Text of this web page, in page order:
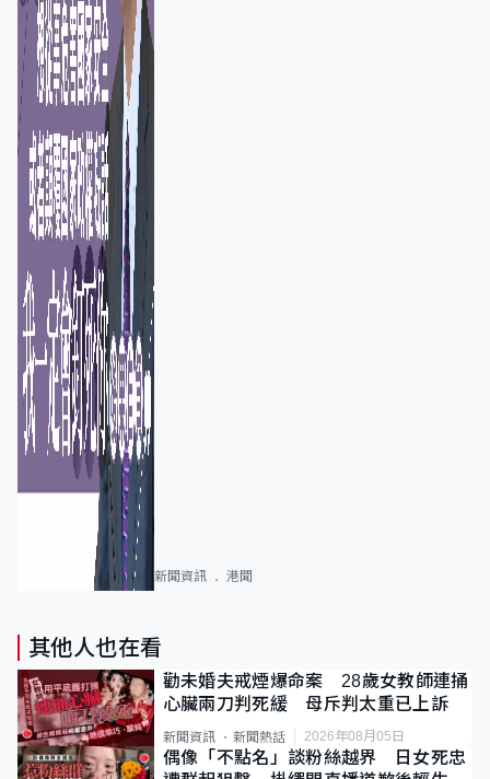
新聞資訊 港聞
其他人也在看
勸未婚夫戒煙爆命案 28歲女教師連捅
心臟兩刀判死緩 母斥判太重已上訴
新聞資訊 新聞熱話 2026年08月05日
偶像「不點名」談粉絲越界 日女死忠